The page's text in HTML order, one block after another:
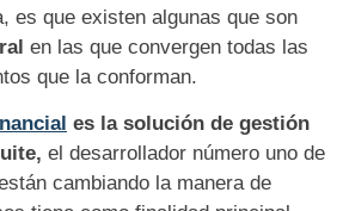
es que existen algunas que son
en las que convergen todas las
que la conforman.
es la solución de gestión
el desarrollador número uno de
cambiando la manera de